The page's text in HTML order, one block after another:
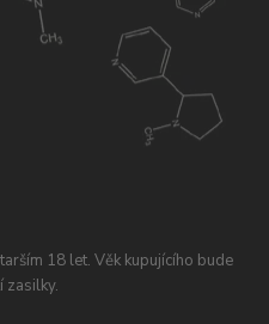
18 let. Věk kupujícího bude
zasilky.